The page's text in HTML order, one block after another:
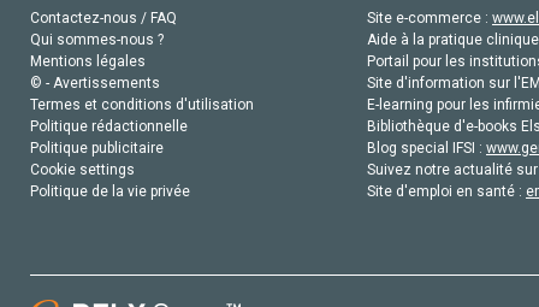
Contactez-nous / FAQ
Qui sommes-nous ?
Mentions légales
© - Avertissements
Termes et conditions d'utilisation
Politique rédactionnelle
Politique publicitaire
Cookie settings
Politique de la vie privée
Site e-commerce :
Aide à la pratique
Portail pour les
Site d'information sur
E-learning pour les
Bibliothèque d'e-books
Blog special IFSI :
Suivez notre actualité
Site d'emploi en santé :